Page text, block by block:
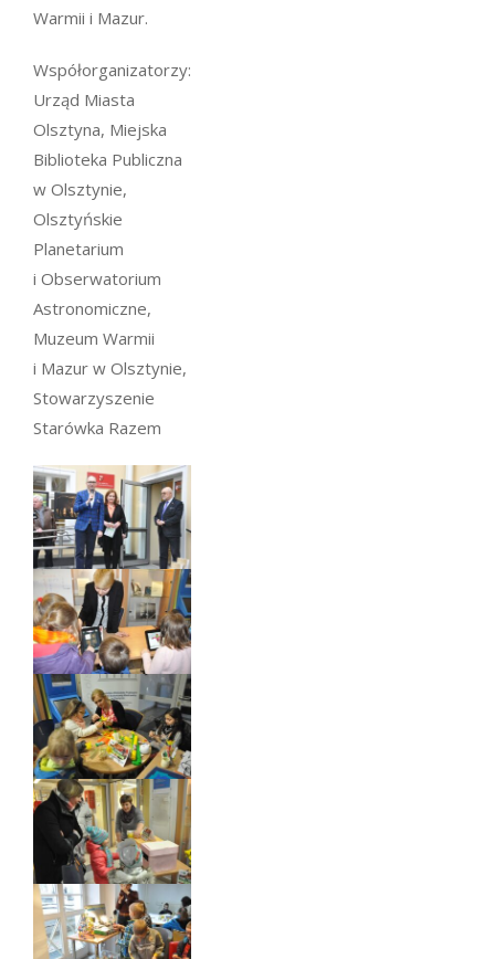
Warmii i Mazur.
Współorganizatorzy:
Urząd Miasta
Olsztyna, Miejska
Biblioteka Publiczna
w Olsztynie,
Olsztyńskie
Planetarium
i Obserwatorium
Astronomiczne,
Muzeum Warmii
i Mazur w Olsztynie,
Stowarzyszenie
Starówka Razem